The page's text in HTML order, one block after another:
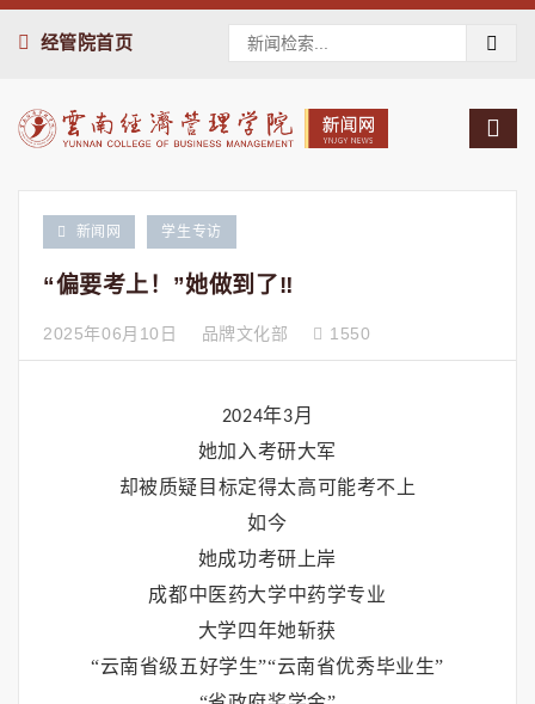
经管院首页
新闻网 学生专访
“偏要考上！”她做到了‼️
2025年06月10日 品牌文化部 1550
2024年3月
她加入考研大军
却被质疑目标定得太高可能考不上
如今
她成功考研上岸
成都中医药大学中药学专业
大学四年她斩获
“云南省级五好学生”“云南省优秀毕业生”